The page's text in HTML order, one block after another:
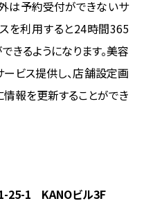
は予約受付ができないサ
を利用すると24時間365
きるようになります。美容
ビス提供し、店舗設定画
報を更新することができ
25-1 KANOビル3F